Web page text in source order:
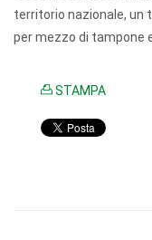
territorio nazionale,
per mezzo di tampone
STAMPA